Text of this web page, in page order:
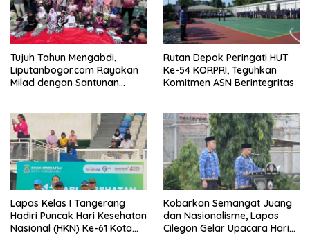
Tujuh Tahun Mengabdi,
Liputanbogor.com Rayakan
Milad dengan Santunan
Rutan Depok Peringati HUT
Ke-54 KORPRI, Teguhkan
Komitmen ASN Berintegritas
Lapas Kelas I Tangerang
Hadiri Puncak Hari Kesehatan
Nasional (HKN) Ke-61 Kota
Kobarkan Semangat Juang
dan Nasionalisme, Lapas
Cilegon Gelar Upacara Hari